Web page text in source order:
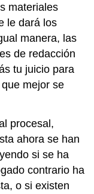
materiales
le dará los
manera, las
de redacción
tu juicio para
mejor se
procesal,
ahora se han
si se ha
contrario ha
o si existen